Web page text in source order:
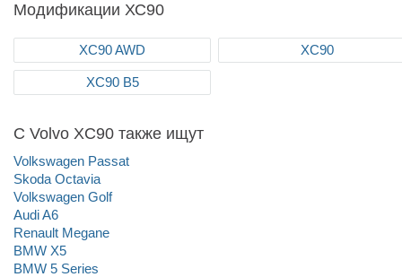
Модификации ХС90
XC90 AWD XC90
XC90 B5
С Volvo XC90 также ищут
Volkswagen Passat
Skoda Octavia
Volkswagen Golf
Audi A6
Renault Megane
BMW X5
BMW 5 Series